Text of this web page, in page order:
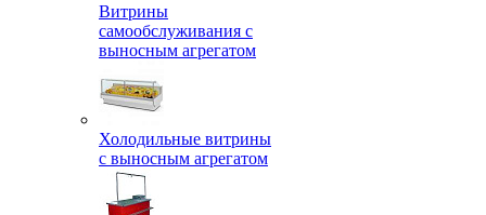
Витрины
самообслуживания с
выносным агрегатом
Холодильные витрины
с выносным агрегатом